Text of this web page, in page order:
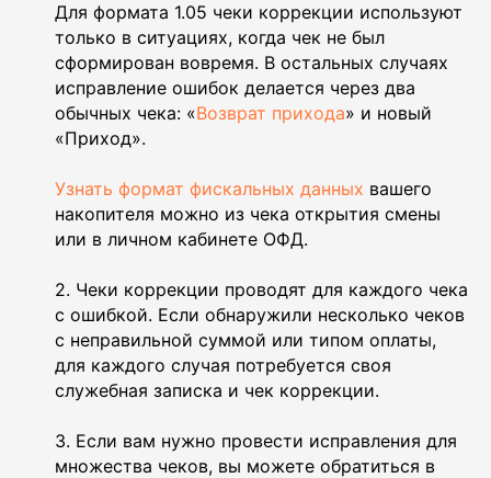
Для формата 1.05 чеки коррекции используют
только в ситуациях, когда чек не был
сформирован вовремя. В остальных случаях
исправление ошибок делается через два
обычных чека: «Возврат прихода» и новый
«Приход».
Узнать формат фискальных данных вашего
накопителя можно из чека открытия смены
или в личном кабинете ОФД.
2. Чеки коррекции проводят для каждого чека
с ошибкой. Если обнаружили несколько чеков
с неправильной суммой или типом оплаты,
для каждого случая потребуется своя
служебная записка и чек коррекции.
3. Если вам нужно провести исправления для
множества чеков, вы можете обратиться в